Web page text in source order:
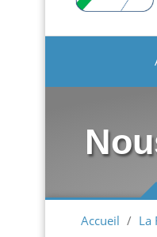
Accueil / La